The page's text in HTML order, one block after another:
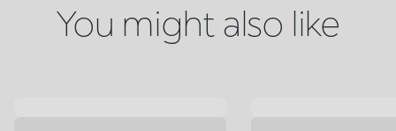
You might also like